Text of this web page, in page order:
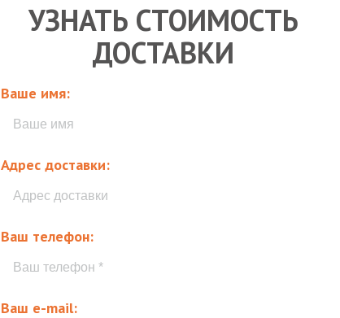
УЗНАТЬ СТОИМОСТЬ
ДОСТАВКИ
Ваше имя:
Адрес доставки:
Ваш телефон:
Ваш e-mail: